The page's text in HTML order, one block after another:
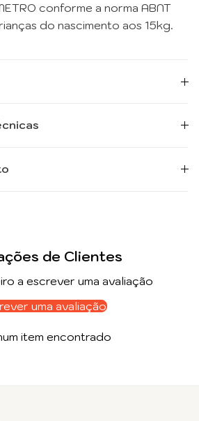
conforme a norma ABNT
do nascimento aos 15kg.
de Clientes
a escrever uma avaliação
uma avaliação
item encontrado